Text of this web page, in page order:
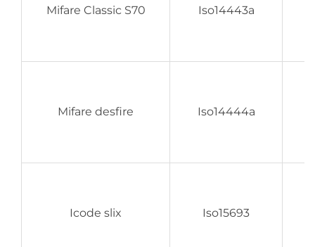
Mifare Classic S70 Iso14443a
Mifare desfire Iso14444a
Icode slix Iso15693